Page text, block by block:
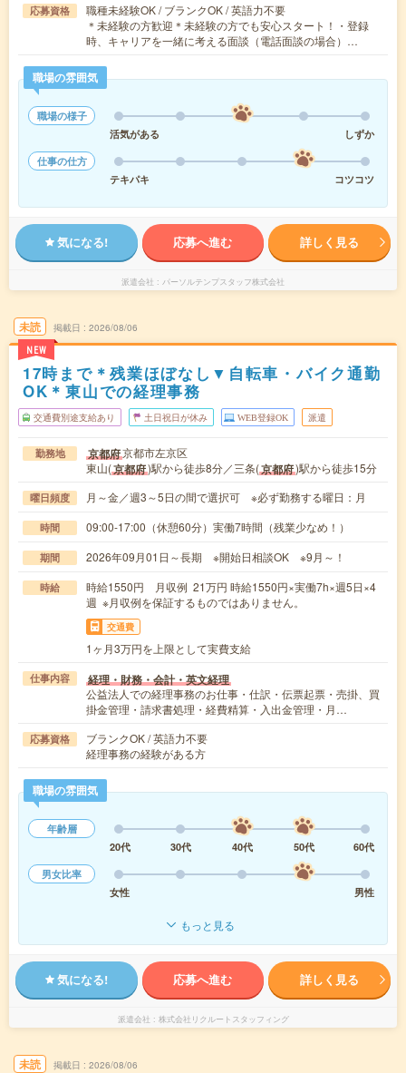
応募資格
職種未経験OK / ブランクOK / 英語力不要
＊未経験の方歓迎＊未経験の方でも安心スタート！・登録
時、キャリアを一緒に考える面談（電話面談の場合）…
職場の雰囲気
職場の様子
活気がある
しずか
仕事の仕方
テキパキ
コツコツ
気になる! 応募へ進む 詳しく見る
派遣会社 パーソルテンプスタッフ株式会社
未読
NEW
掲載日 2026/08/06
17時まで＊残業ほぼなし▼自転車・バイク通勤
OK＊東山での経理事務
交通費別途支給あり 土日祝日が休み WEB登録OK 派遣
勤務地 京都府京都市左京区
東山(京都府)駅から徒歩8分／三条(京都府)駅から徒歩15分
曜日頻度 月～金／週3～5日の間で選択可 ※必ず勤務する曜日：月
時間 09:00-17:00（休憩60分）実働7時間（残業少なめ！）
期間 2026年09月01日～長期 ※開始日相談OK ※9月～！
時給
時給1550円 月収例 21万円 時給1550円×実働7h×週5日×4
週 ※月収例を保証するものではありません。
交通費
1ヶ月3万円を上限として実費支給
仕事内容 経理・財務・会計・英文経理
公益法人での経理事務のお仕事・仕訳・伝票起票・売掛、買
掛金管理・請求書処理・経費精算・入出金管理・月…
応募資格
ブランクOK / 英語力不要
経理事務の経験がある方
職場の雰囲気
年齢層
20代
30代 40代 50代
60代
男女比率
女性
男性
もっと見る
気になる! 応募へ進む 詳しく見る
派遣会社 株式会社リクルートスタッフィング
未読 掲載日 2026/08/06